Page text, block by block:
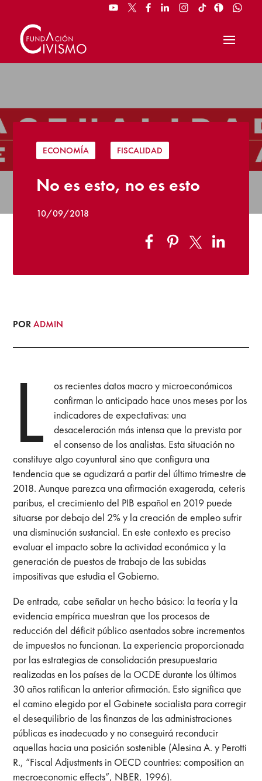
ECONOMÍA FISCALIDAD
No es esto, no es esto
10/09/2018
PORADMIN
L
os recientes datos macro y microeconómicos
confirman lo anticipado hace unos meses por los
indicadores de expectativas: una
desaceleración más intensa que la prevista por
el consenso de los analistas. Esta situación no
constituye algo coyuntural sino que configura una
tendencia que se agudizará a partir del último trimestre de
2018. Aunque parezca una afirmación exagerada, ceteris
paribus, el crecimiento del PIB español en 2019 puede
situarse por debajo del 2% y la creación de empleo sufrir
una disminución sustancial. En este contexto es preciso
evaluar el impacto sobre la actividad económica y la
generación de puestos de trabajo de las subidas
impositivas que estudia el Gobierno.
De entrada, cabe señalar un hecho básico: la teoría y la
evidencia empírica muestran que los procesos de
reducción del déficit público asentados sobre incrementos
de impuestos no funcionan. La experiencia proporcionada
por las estrategias de consolidación presupuestaria
realizadas en los países de la OCDE durante los últimos
30 años ratifican la anterior afirmación. Esto significa que
el camino elegido por el Gabinete socialista para corregir
el desequilibrio de las finanzas de las administraciones
públicas es inadecuado y no conseguirá reconducir
aquellas hacia una posición sostenible (Alesina A. y Perotti
R., “Fiscal Adjustments in OECD countries: composition an
mecroeconomic effects”, NBER, 1996).